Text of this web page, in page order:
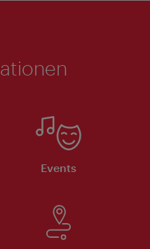
Events